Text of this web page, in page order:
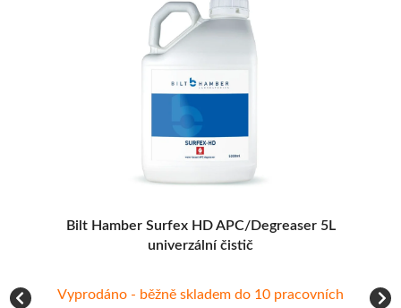
Bilt Hamber Surfex HD APC/Degreaser 5L
univerzální čistič
Vyprodáno - běžně skladem do 10 pracovních